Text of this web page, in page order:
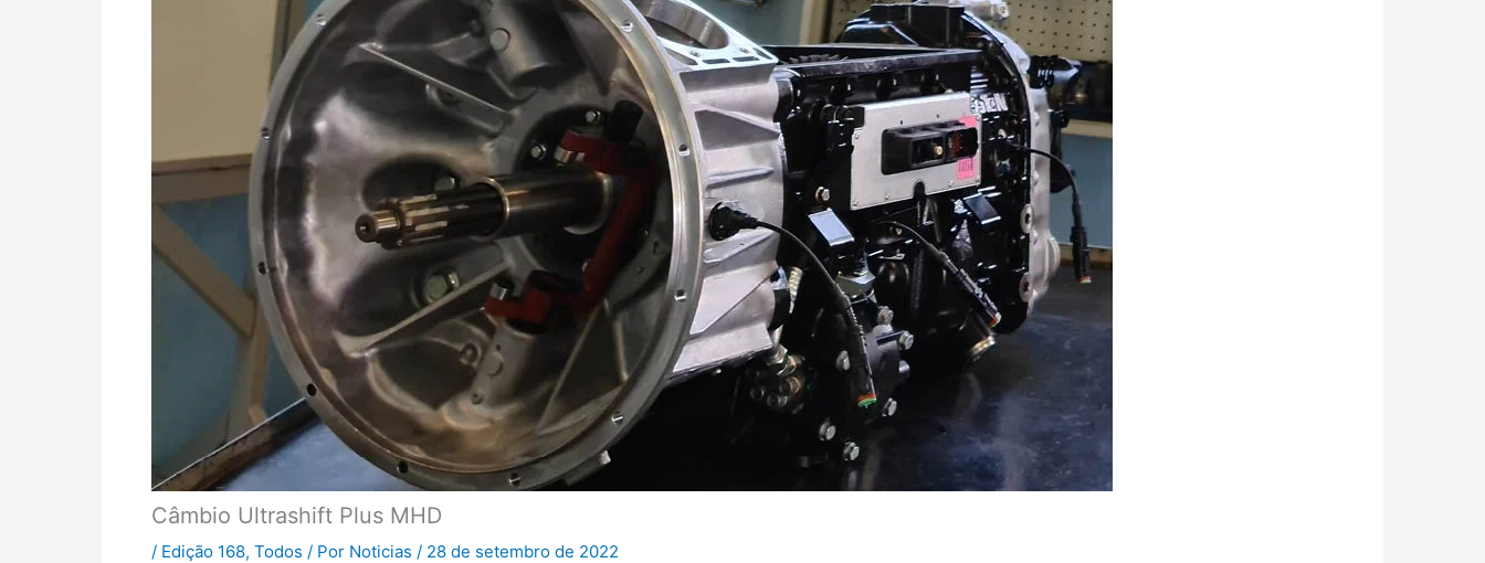
Câmbio Ultrashift Plus MHD
/ Edição 168, Todos / Por Noticias / 28 de setembro de 2022